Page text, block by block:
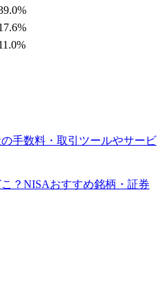
手数料・取引ツールやサービ
？NISAおすすめ銘柄・証券